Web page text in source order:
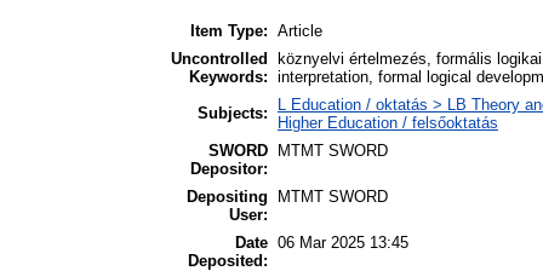
Item Type: Article
Uncontrolled
Keywords:
köznyelvi értelmezés, formális
interpretation, formal logical
Subjects:
L Education / oktatás > LB Theory
Higher Education / felsőoktatás
SWORD
Depositor:
MTMT SWORD
Depositing
User:
MTMT SWORD
Date
Deposited:
06 Mar 2025 13:45